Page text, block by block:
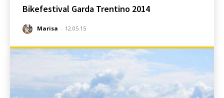
Bikefestival Garda Trentino 2014
Marisa - 12.05.15